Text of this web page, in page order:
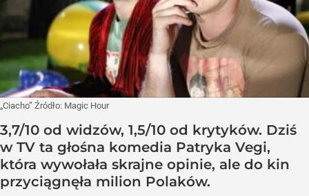
„Ciacho” Źródło: Magic Hour
3,7/10 od widzów, 1,5/10 od krytyków. Dziś
w TV ta głośna komedia Patryka Vegi,
która wywołała skrajne opinie, ale do kin
przyciągnęła milion Polaków.